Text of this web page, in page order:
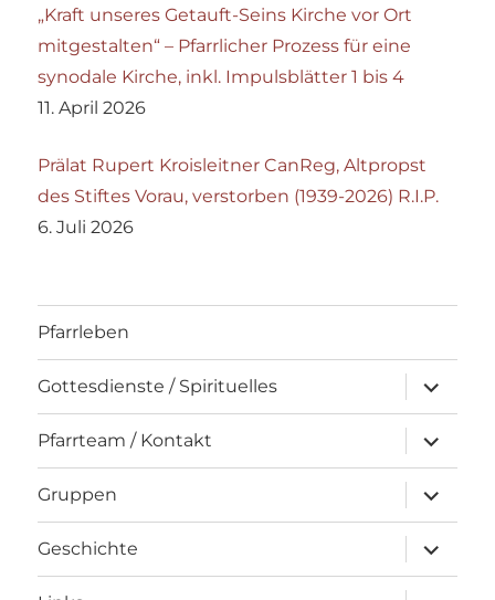
„Kraft unseres Getauft-Seins Kirche vor Ort
mitgestalten“ – Pfarrlicher Prozess für eine
synodale Kirche, inkl. Impulsblätter 1 bis 4
11. April 2026
Prälat Rupert Kroisleitner CanReg, Altpropst
des Stiftes Vorau, verstorben (1939-2026) R.I.P.
6. Juli 2026
Pfarrleben
Gottesdienste / Spirituelles
öffnen
Pfarrteam / Kontakt
öffnen
Gruppen
öffnen
Geschichte
öffnen